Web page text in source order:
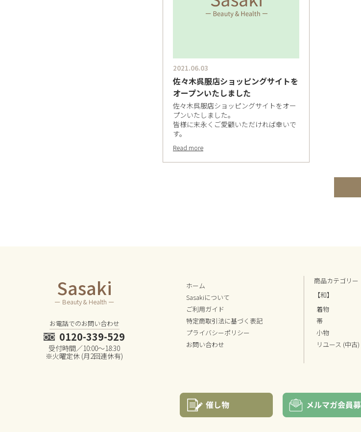
2021.06.03
佐々木呉服店ショッピングサイトを
オープンいたしました
佐々木呉服店ショッピングサイトをオー
プンいたしました。
皆様に末永くご愛顧いただければ幸いで
す。
Read more
Sasaki
ー Beauty & Health ー
お電話でのお問い合わせ
0120-339-529
受付時間／10:00～18:30
※火曜定休 (月2回連休有)
ホーム
Sasakiについて
ご利用ガイド
特定商取引法に基づく表記
プライバシーポリシー
お問い合わせ
商品カテゴリー
【和】
着物
帯
小物
リユース (中古)